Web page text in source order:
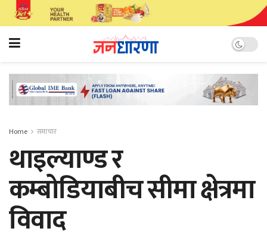
Home समाचार
थाइल्याण्ड र
कम्बोडियाबीच सीमा क्षेत्रमा
विवाद